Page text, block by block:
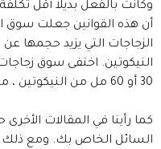
وكانت بالفعل بديلاً أقل
النيكوتين. اختفى سوق
30 أو 60 مل من النيكوتين ، مما أفسح المجال اكثر للـ DIY.
السائل الخاص بك. ومع ذلك ،